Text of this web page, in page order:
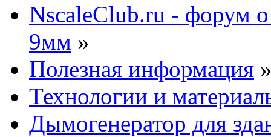
NscaleClub.ru - форум
9мм »
Полезная информация
Технологии и
Дымогенератор для